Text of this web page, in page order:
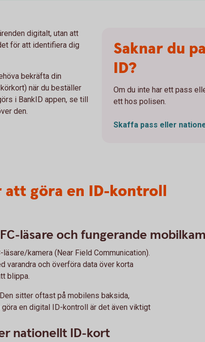
digitalt, utan att
för att identifiera dig
bekräfta din
när du beställer
i BankID appen, se till
den.
Saknar du
ID?
Om du inte har ett pass
ett hos polisen.
Skaffa pass eller
göra en ID-kontroll
läsare och fungerande
kamera (Near Field Communication).
varandra och överföra data över korta
blippa.
sitter oftast på mobilens baksida,
en digital ID-kontroll är det även viktigt
nationellt ID-kort